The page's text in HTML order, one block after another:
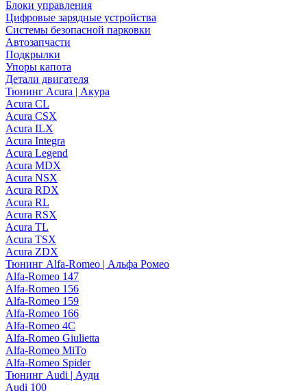
Блоки управления
Цифровые зарядные устройства
Системы безопасной парковки
Автозапчасти
Подкрылки
Упоры капота
Детали двигателя
Тюнинг Acura | Акура
Acura CL
Acura CSX
Acura ILX
Acura Integra
Acura Legend
Acura MDX
Acura NSX
Acura RDX
Acura RL
Acura RSX
Acura TL
Acura TSX
Acura ZDX
Тюнинг Alfa-Romeo | Альфа Ромео
Alfa-Romeo 147
Alfa-Romeo 156
Alfa-Romeo 159
Alfa-Romeo 166
Alfa-Romeo 4C
Alfa-Romeo Giulietta
Alfa-Romeo MiTo
Alfa-Romeo Spider
Тюнинг Audi | Ауди
Audi 100